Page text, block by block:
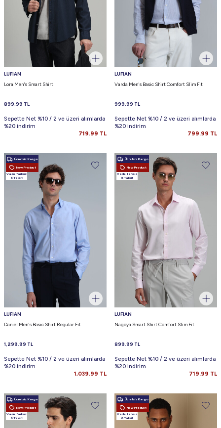
LUFIAN
Lora Men's Smart Shirt
899.99 TL
Sepette Net %10 / 2 ve üzeri alımlarda
%20 indirim
719.99 TL
LUFIAN
Varda Men's Basic Shirt Comfort Slim Fit
999.99 TL
Sepette Net %10 / 2 ve üzeri alımlarda
%20 indirim
799.99 TL
Ücretsiz Kargo
New Product
Vade farksız
6 Taksit
LUFIAN
Daniel Men's Basic Shirt Regular Fit
1,299.99 TL
Sepette Net %10 / 2 ve üzeri alımlarda
%20 indirim
1,039.99 TL
Ücretsiz Kargo
New Product
Vade farksız
6 Taksit
LUFIAN
Nagoya Smart Shirt Comfort Slim Fit
899.99 TL
Sepette Net %10 / 2 ve üzeri alımlarda
%20 indirim
719.99 TL
Ücretsiz Kargo
New Product
Vade farksız
6 Taksit
Ücretsiz Kargo
New Product
Vade farksız
6 Taksit